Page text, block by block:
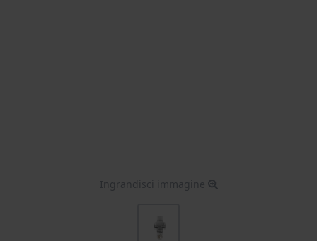
Ingrandisci immagine